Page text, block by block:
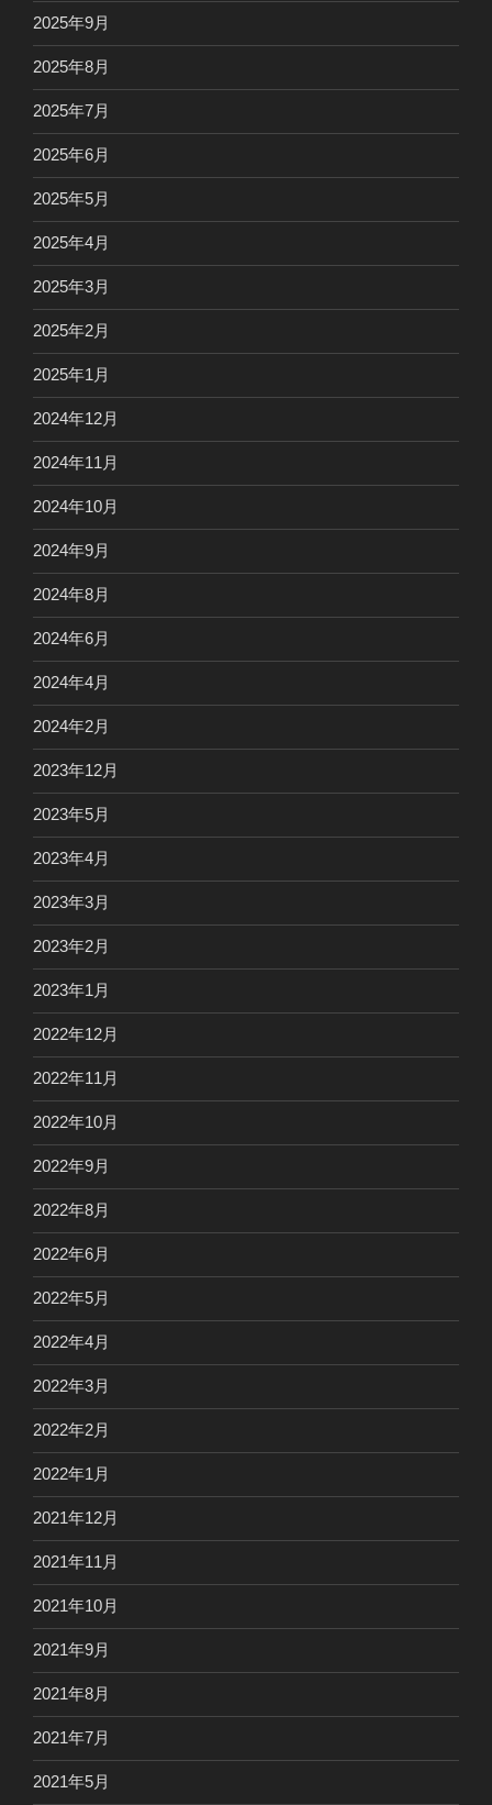
2025年9月
2025年8月
2025年7月
2025年6月
2025年5月
2025年4月
2025年3月
2025年2月
2025年1月
2024年12月
2024年11月
2024年10月
2024年9月
2024年8月
2024年6月
2024年4月
2024年2月
2023年12月
2023年5月
2023年4月
2023年3月
2023年2月
2023年1月
2022年12月
2022年11月
2022年10月
2022年9月
2022年8月
2022年6月
2022年5月
2022年4月
2022年3月
2022年2月
2022年1月
2021年12月
2021年11月
2021年10月
2021年9月
2021年8月
2021年7月
2021年5月